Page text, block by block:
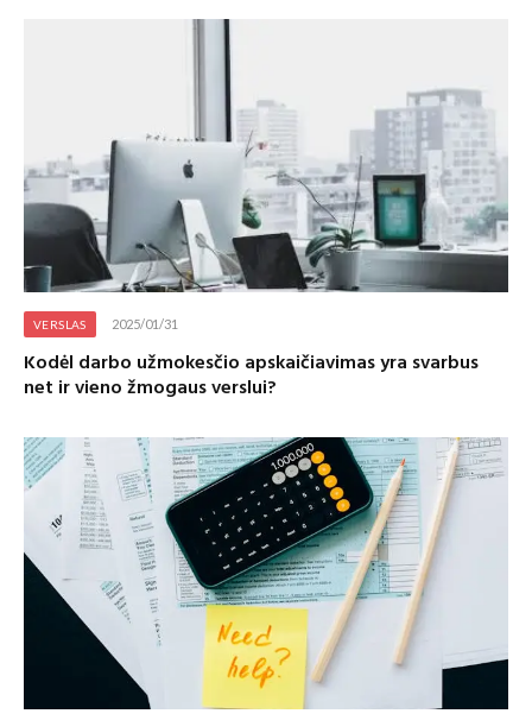
VERSLAS 2025/01/31
Kodėl darbo užmokesčio apskaičiavimas yra svarbus
net ir vieno žmogaus verslui?